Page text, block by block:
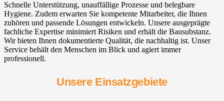
Schnelle Unterstützung, unauffällige Prozesse und belegbare
Hygiene. Zudem erwarten Sie kompetente Mitarbeiter, die Ihnen
zuhören und passende Lösungen entwickeln. Unsere ausgeprägte
fachliche Expertise minimiert Risiken und erhält die Bausubstanz.
Wir bieten Ihnen dokumentierte Qualität, die nachhaltig ist. Unser
Service behält den Menschen im Blick und agiert immer
professionell.
Unsere Einsatzgebiete